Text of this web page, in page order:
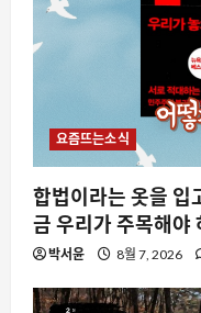
요즘뜨는소식
합법이라는 옷을 입
금 우리가 주목해야
박서윤 8월 7, 2026